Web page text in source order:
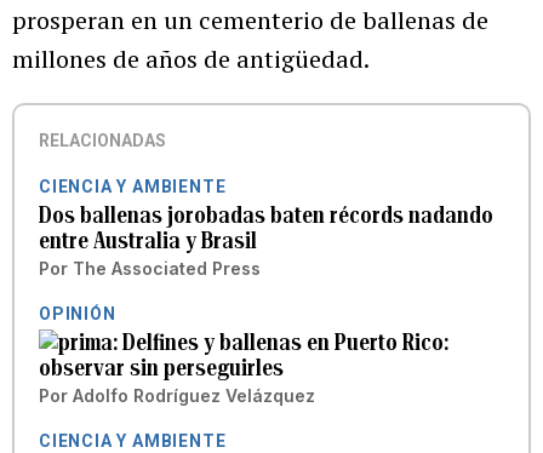
prosperan en un cementerio de ballenas de
millones de años de antigüedad.
RELACIONADAS
CIENCIA Y AMBIENTE
Dos ballenas jorobadas baten récords nadando
entre Australia y Brasil
Por The Associated Press
OPINIÓN
Delfines y ballenas en Puerto Rico:
observar sin perseguirles
Por Adolfo Rodríguez Velázquez
CIENCIA Y AMBIENTE